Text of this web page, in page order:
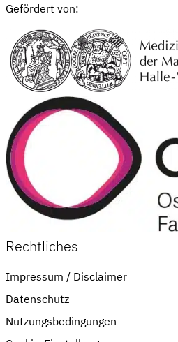
Gefördert von:
Rechtliches
Impressum / Disclaimer
Datenschutz
Nutzungsbedingungen